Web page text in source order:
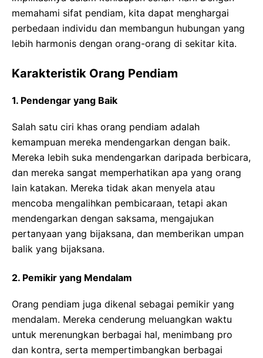
memahami sifat pendiam, kita dapat menghargai
perbedaan individu dan membangun hubungan yang
lebih harmonis dengan orang-orang di sekitar kita.
Karakteristik Orang Pendiam
1. Pendengar yang Baik
Salah satu ciri khas orang pendiam adalah
kemampuan mereka mendengarkan dengan baik.
Mereka lebih suka mendengarkan daripada berbicara,
dan mereka sangat memperhatikan apa yang orang
lain katakan. Mereka tidak akan menyela atau
mencoba mengalihkan pembicaraan, tetapi akan
mendengarkan dengan saksama, mengajukan
pertanyaan yang bijaksana, dan memberikan umpan
balik yang bijaksana.
2. Pemikir yang Mendalam
Orang pendiam juga dikenal sebagai pemikir yang
mendalam. Mereka cenderung meluangkan waktu
untuk merenungkan berbagai hal, menimbang pro
dan kontra, serta mempertimbangkan berbagai